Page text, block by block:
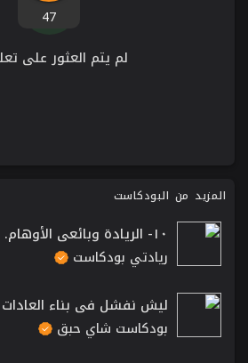
47
لم يتم العثور على
المزيد من البودكاست
١٠- الريادة وبائعي الأوهام.
ريادتي بودكاست
ليش نفشل في بناء
بودكاست شاي حبق